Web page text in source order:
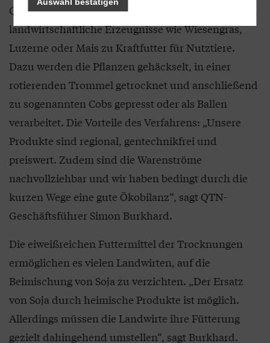
Qualitätstrocknung Nordbayern eG (QTN) veredeln
landwirtschaftliche Erzeugnisse wie Wiesengras,
Luzerne oder Mais zu Kraftfutter für Nutztiere.
Dazu werden die Pflanzen gehäckselt, in einer
rotierenden Trommel getrocknet und anschließend
zu sogenannten Cobs gepresst oder als Ballen
verarbeitet. Die Vorteile des Verfahrens: „Unsere
Produkte sind regional, gentechnikfrei und
preiswert. Zudem sind die Warenströme
nachvollziehbar und wir haben bedingt durch die
kurzen Wege eine gute Ökobilanz“, sagt QTN-
Geschäftsführer Simon Burkhard.
Die eiweißreichen Futtermittel der Trocknungen
ermöglichen es vielen Landwirten, auf die
Beimischung von Soja zu verzichten. „Der Ersatz
von Soja durch heimische Produkte ist möglich.
Allerdings müssen die Landwirte ihre Fütterung
gezielt dahingehend umstellen“, sagt Burkhard.